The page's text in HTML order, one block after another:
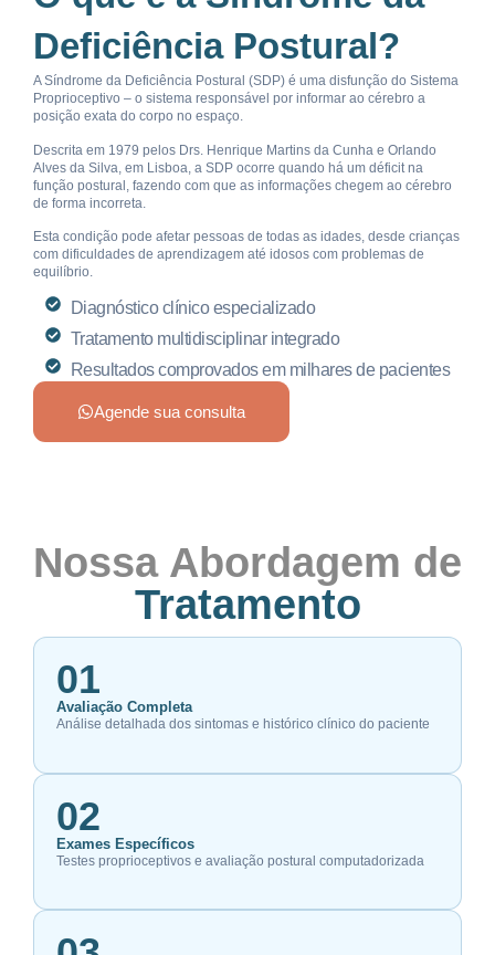
Deficiência Postural?
A Síndrome da Deficiência Postural (SDP) é uma disfunção do Sistema
Proprioceptivo – o sistema responsável por informar ao cérebro a
posição exata do corpo no espaço.
Descrita em 1979 pelos Drs. Henrique Martins da Cunha e Orlando
Alves da Silva, em Lisboa, a SDP ocorre quando há um déficit na
função postural, fazendo com que as informações chegem ao cérebro
de forma incorreta.
Esta condição pode afetar pessoas de todas as idades, desde crianças
com dificuldades de aprendizagem até idosos com problemas de
equilíbrio.
Diagnóstico clínico especializado
Tratamento multidisciplinar integrado
Resultados comprovados em milhares de pacientes
Agende sua consulta
Nossa Abordagem de
Tratamento
01
Avaliação Completa
Análise detalhada dos sintomas e histórico clínico do paciente
02
Exames Específicos
Testes proprioceptivos e avaliação postural computadorizada